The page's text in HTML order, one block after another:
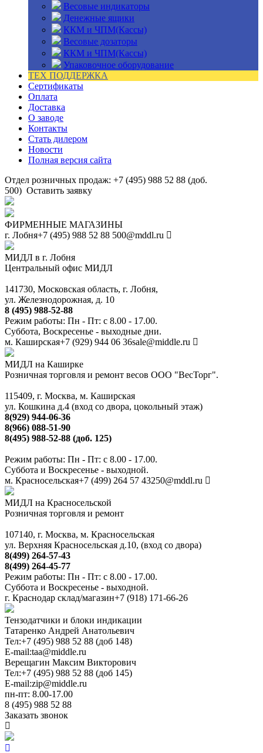
Весовые индикаторы
Денежные ящики
ККМ и ЧПМ(Кассы)
Весовые дозаторы
ККМ и ЧПМ(Кассы)
Упаковочное оборудование
ТЕХ ПОДДЕРЖКА
Сертификаты
Оплата
Доставка
О заводе
Контакты
Стать дилером
Новости
Полная версия сайта
Отдел розничных продаж: +7 (495) 988 52 88 (доб.
500) Оставить заявку
ФИРМЕННЫЕ МАГАЗИНЫ
г. Лобня+7 (495) 988 52 88 500@mddl.ru
МИДЛ в г. Лобня
Центральный офис МИДЛ
141730, Московская область, г. Лобня,
ул. Железнодорожная, д. 10
8 (495) 988-52-88
Режим работы: Пн - Пт: с 8.00 - 17.00.
Суббота, Воскресенье - выходные дни.
м. Каширская+7 (929) 944 06 36sale@middle.ru
МИДЛ на Каширке
Розничная торговля и ремонт весов ООО "ВесТорг".
115409, г. Москва, м. Каширская
ул. Кошкина д.4 (вход со двора, цокольный этаж)
8(929) 944-06-36
8(966) 088-51-90
8(495) 988-52-88 (доб. 125)
Режим работы: Пн - Пт: с 8.00 - 17.00.
Суббота и Воскресенье - выходной.
м. Красносельская+7 (499) 264 57 43250@mddl.ru
МИДЛ на Красносельской
Розничная торговля и ремонт
107140, г. Москва, м. Красносельская
ул. Верхняя Красносельская д.10, (вход со двора)
8(499) 264-57-43
8(499) 264-45-77
Режим работы: Пн - Пт: с 8.00 - 17.00.
Суббота и Воскресенье - выходной.
г. Краснодар склад/магазин+7 (918) 171-66-26
Тензодатчики и блоки индикации
Татаренко Андрей Анатольевич
Тел:+7 (495) 988 52 88 (доб 148)
E-mail:taa@middle.ru
Верещагин Максим Викторович
Тел:+7 (495) 988 52 88 (доб 145)
E-mail:zip@middle.ru
пн-пт: 8.00-17.00
8 (495) 988 52 88
Заказать звонок